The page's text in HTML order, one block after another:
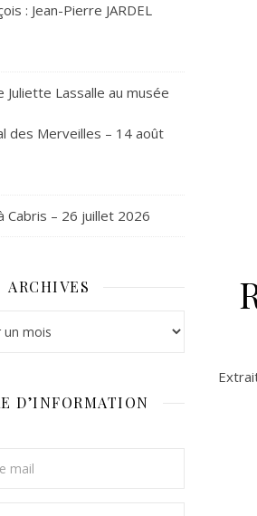
: Jean-Pierre JARDEL
Juliette Lassalle au musée
des Merveilles – 14 août
Cabris – 26 juillet 2026
ARCHIVES
D’INFORMATION